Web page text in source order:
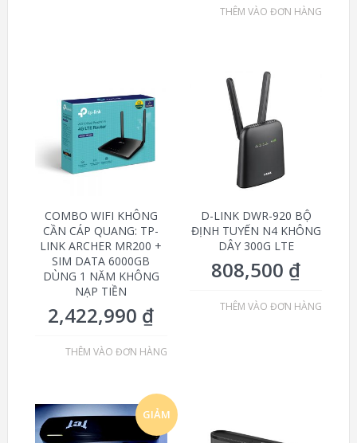
THÊM VÀO ĐƠN HÀNG
COMBO WIFI KHÔNG
CẦN CÁP QUANG: TP-
LINK ARCHER MR200 +
SIM DATA 6000GB
DÙNG 1 NĂM KHÔNG
NẠP TIỀN
2,422,990 ₫
THÊM VÀO ĐƠN HÀNG
D-LINK DWR-920 BỘ
ĐỊNH TUYẾN N4 KHÔNG
DÂY 300G LTE
808,500 ₫
THÊM VÀO ĐƠN HÀNG
GIẢM